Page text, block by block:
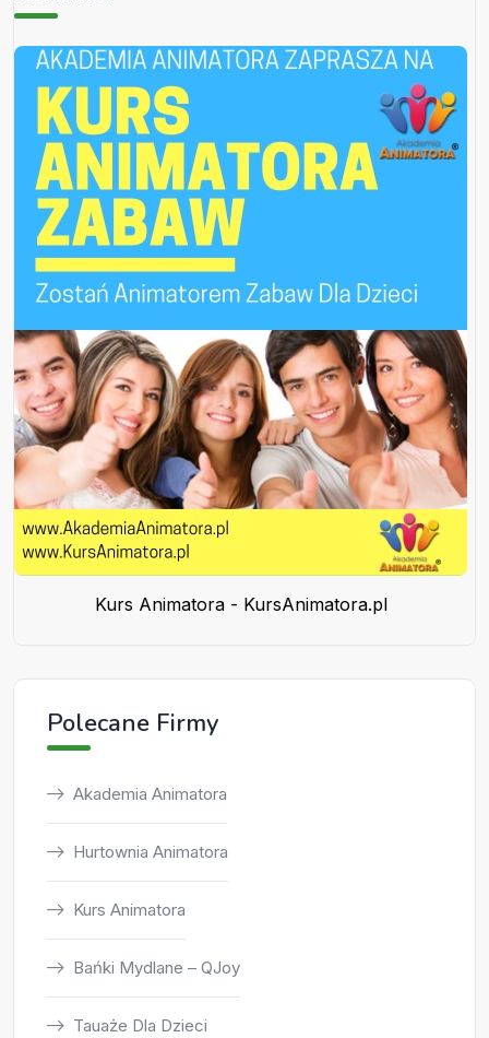
Kurs Animatora - KursAnimatora.pl
Polecane Firmy
Akademia Animatora
Hurtownia Animatora
Kurs Animatora
Bańki Mydlane – QJoy
Tauaże Dla Dzieci